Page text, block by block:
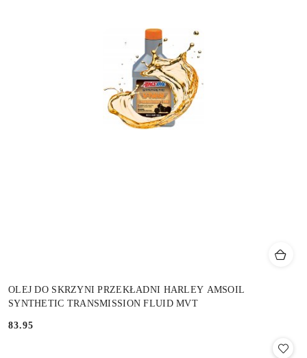
OLEJ DO SKRZYNI PRZEKŁADNI HARLEY AMSOIL
SYNTHETIC TRANSMISSION FLUID MVT
Cena:
83.95